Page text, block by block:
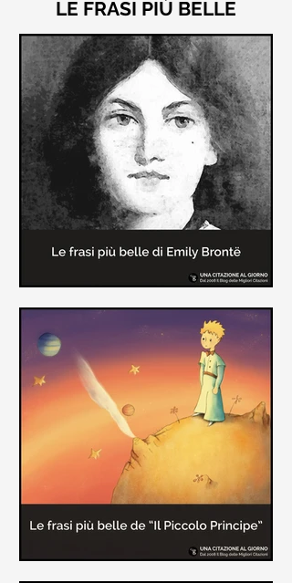
LE FRASI PIÙ BELLE
Le frasi più belle di "Cime
Tempestose" di Emily Brontë
"Cime Tempestose" rimane l'unico
romanzo scritto da Emily Brontë
causa la tubercolosi che le tolse la
vita ad appena 30 anni (...)